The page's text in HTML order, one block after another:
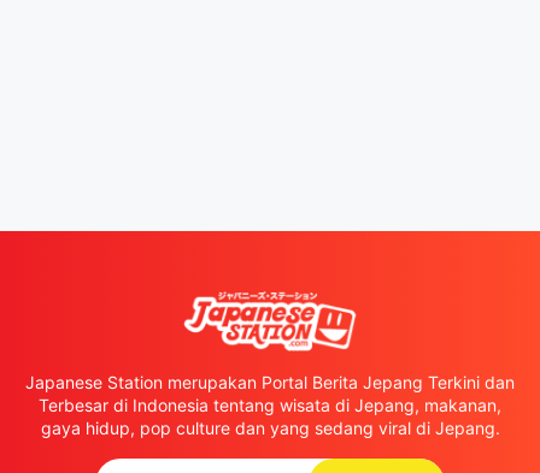
Japanese Station merupakan Portal Berita Jepang Terkini dan
Terbesar di Indonesia tentang wisata di Jepang, makanan,
gaya hidup, pop culture dan yang sedang viral di Jepang.